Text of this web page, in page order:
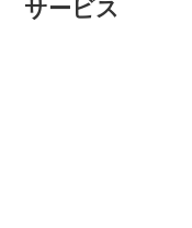
サービス